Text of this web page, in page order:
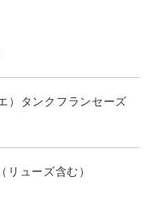
）タンクフランセーズ
リューズ含む）